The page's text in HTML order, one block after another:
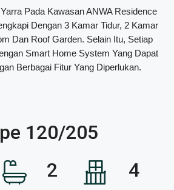
Pada Kawasan ANWA Residence
Dengan 3 Kamar Tidur, 2 Kamar
Dan Roof Garden. Selain Itu, Setiap
Smart Home System Yang Dapat
Berbagai Fitur Yang Diperlukan.
120/205
2 4